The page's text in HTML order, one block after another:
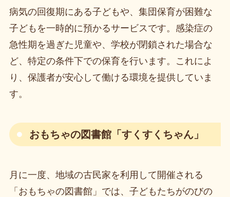
病気の回復期にある子どもや、集団保育が困難な
子どもを一時的に預かるサービスです。感染症の
急性期を過ぎた児童や、学校が閉鎖された場合な
ど、特定の条件下での保育を行います。これによ
り、保護者が安心して働ける環境を提供していま
す。
おもちゃの図書館「すくすくちゃん」
月に一度、地域の古民家を利用して開催される
「おもちゃの図書館」では、子どもたちがのびの